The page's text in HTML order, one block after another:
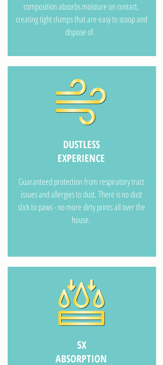
composition absorbs moisture on contact,
creating tight clumps that are easy to scoop and
dispose of.
DUSTLESS
EXPERIENCE
Guaranteed protection from respiratory tract
issues and allergies to dust. There is no dust
stick to paws - no more dirty prints all over the
house.
5X
ABSORPTION